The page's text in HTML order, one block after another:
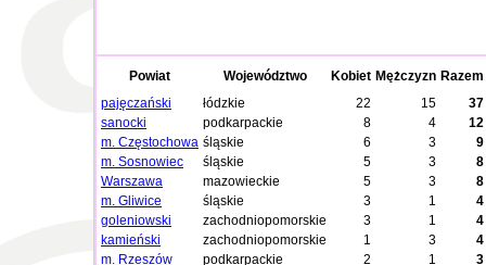
Powiat Województwo Kobiet Mężczyzn Razem
pajęczański
łódzkie 22 15
37
sanocki
podkarpackie 8 4
12
m. Częstochowa śląskie 6 3
9
m. Sosnowiec
śląskie 5 3
8
Warszawa
mazowieckie 5 3
8
m. Gliwice
śląskie 3 1
4
goleniowski
zachodniopomorskie 3 1
4
kamieński
zachodniopomorskie 1 3
4
m. Rzeszów
podkarpackie 2 1
3